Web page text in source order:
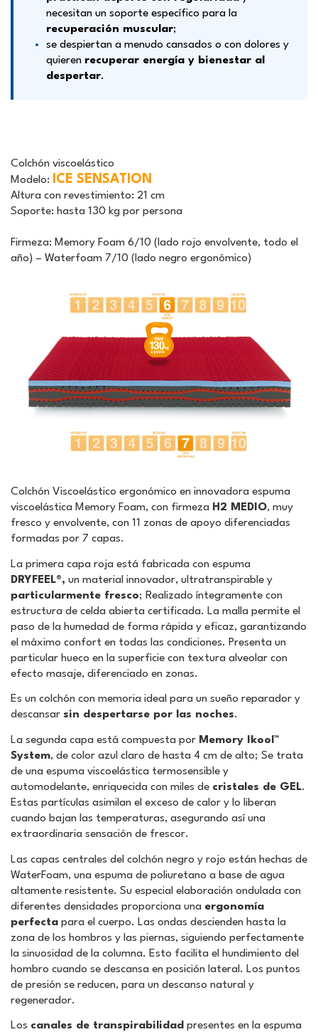
necesitan un soporte específico para la
recuperación muscular;
se despiertan a menudo cansados o con dolores y
quieren recuperar energía y bienestar al
despertar.
Colchón viscoelástico
Modelo:
ICE SENSATION
Altura con revestimiento: 21 cm
Soporte: hasta 130 kg por persona
Firmeza: Memory Foam 6/10 (lado rojo envolvente, todo el
año) – Waterfoam 7/10 (lado negro ergonómico)
Colchón Viscoelástico ergonómico en innovadora espuma
viscoelástica Memory Foam, con firmeza H2 MEDIO, muy
fresco y envolvente, con 11 zonas de apoyo diferenciadas
formadas por 7 capas.
La primera capa roja está fabricada con espuma
DRYFEEL®, un material innovador, ultratranspirable y
particularmente fresco; Realizado íntegramente con
estructura de celda abierta certificada. La malla permite el
paso de la humedad de forma rápida y eficaz, garantizando
el máximo confort en todas las condiciones. Presenta un
particular hueco en la superficie con textura alveolar con
efecto masaje, diferenciado en zonas.
Es un colchón con memoria ideal para un sueño reparador y
descansar sin despertarse por las noches.
La segunda capa está compuesta por Memory Ikool™
System, de color azul claro de hasta 4 cm de alto; Se trata
de una espuma viscoelástica termosensible y
automodelante, enriquecida con miles de cristales de GEL.
Estas partículas asimilan el exceso de calor y lo liberan
cuando bajan las temperaturas, asegurando así una
extraordinaria sensación de frescor.
Las capas centrales del colchón negro y rojo están hechas de
WaterFoam, una espuma de poliuretano a base de agua
altamente resistente. Su especial elaboración ondulada con
diferentes densidades proporciona una ergonomía
perfecta para el cuerpo. Las ondas descienden hasta la
zona de los hombros y las piernas, siguiendo perfectamente
la sinuosidad de la columna. Esto facilita el hundimiento del
hombro cuando se descansa en posición lateral. Los puntos
de presión se reducen, para un descanso natural y
regenerador.
Los canales de transpirabilidad presentes en la espuma